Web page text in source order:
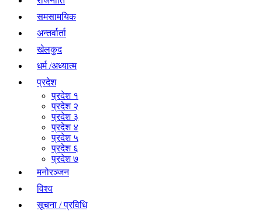
समसामयिक
अन्तर्वार्ता
खेलकुद
धर्म /अध्यात्म
प्रदेश
प्रदेश १
प्रदेश २
प्रदेश ३
प्रदेश ४
प्रदेश ५
प्रदेश ६
प्रदेश ७
मनोरञ्जन
विश्व
सूचना / प्रविधि